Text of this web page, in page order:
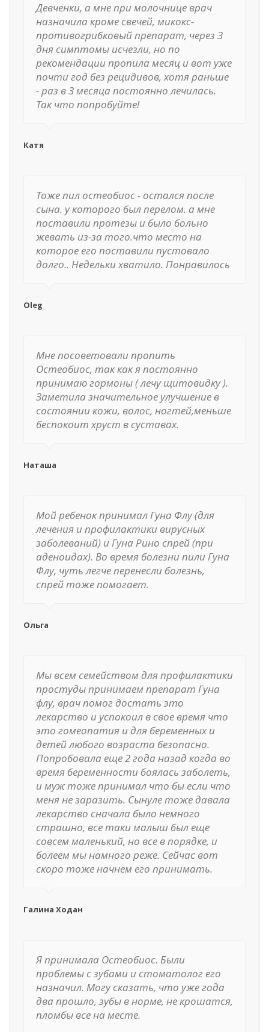
Девченки, а мне при молочнице врач
назначила кроме свечей, микокс-
противогрибковый препарат, через 3
дня симптомы исчезли, но по
рекомендации пропила месяц и вот уже
почти год без рецидивов, хотя раньше
- раз в 3 месяца постоянно лечилась.
Так что попробуйте!
Катя
Тоже пил остеобиос - остался после
сына. у которого был перелом. а мне
поставили протезы и было больно
жевать из-за того.что место на
которое его поставили пустовало
долго.. Недельки хватило. Понравилось
Oleg
Мне посоветовали пропить
Остеобиос, так как я постоянно
принимаю гормоны ( лечу щитовидку ).
Заметила значительное улучшение в
состоянии кожи, волос, ногтей,меньше
беспокоит хруст в суставах.
Наташа
Мой ребенок принимал Гуна Флу (для
лечения и профилактики вирусных
заболеваний) и Гуна Рино спрей (при
аденоидах). Во время болезни пили Гуна
Флу, чуть легче перенесли болезнь,
спрей тоже помогает.
Ольга
Мы всем семейством для профилактики
простуды принимаем препарат Гуна
флу, врач помог достать это
лекарство и успокоил в свое время что
это гомеопатия и для беременных и
детей любого возраста безопасно.
Попробовала еще 2 года назад когда во
время беременности боялась заболеть,
и муж тоже принимал что бы если что
меня не заразить. Сынуле тоже давала
лекарство сначала было немного
страшно, все таки малыш был еще
совсем маленький, но все в порядке, и
болеем мы намного реже. Сейчас вот
скоро тоже начнем его принимать.
Галина Ходан
Я принимала Остеобиос. Были
проблемы с зубами и стоматолог его
назначил. Могу сказать, что уже года
два прошло, зубы в норме, не крошатся,
пломбы все на месте.